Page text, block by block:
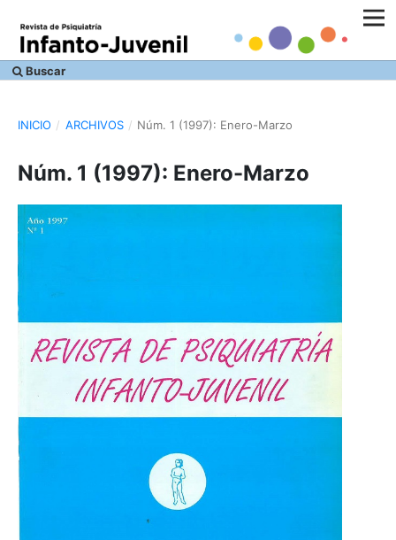
Buscar
INICIO / ARCHIVOS / Núm. 1 (1997): Enero-Marzo
Núm. 1 (1997): Enero-Marzo